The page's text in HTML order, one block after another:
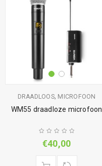
DRAADLOOS, MICROFOON
WM55 draadloze microfoon
€40,00